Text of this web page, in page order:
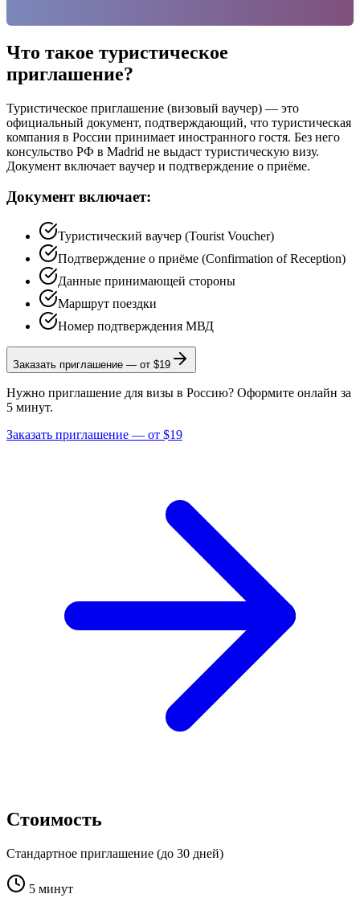
Что такое туристическое
приглашение?
Туристическое приглашение (визовый ваучер) — это
официальный документ, подтверждающий, что туристическая
компания в России принимает иностранного гостя. Без него
консульство РФ в Madrid не выдаст туристическую визу.
Документ включает ваучер и подтверждение о приёме.
Документ включает:
Туристический ваучер (Tourist Voucher)
Подтверждение о приёме (Confirmation of Reception)
Данные принимающей стороны
Маршрут поездки
Номер подтверждения МВД
Заказать приглашение — от $19
Нужно приглашение для визы в Россию? Оформите онлайн за
5 минут.
Заказать приглашение — от $19
Стоимость
Стандартное приглашение (до 30 дней)
5 минут